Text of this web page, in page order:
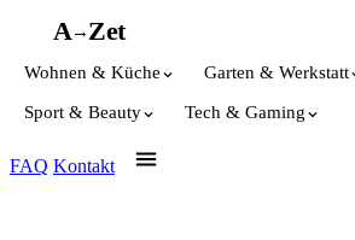
A→Zet
Wohnen & Küche Garten & Werkstatt
Sport & Beauty Tech & Gaming
FAQ Kontakt